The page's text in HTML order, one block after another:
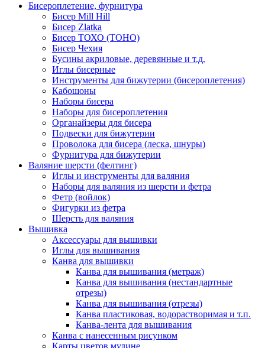
Бисероплетение, фурнитура
Бисер Mill Hill
Бисер Zlatka
Бисер ТОХО (TOHO)
Бисер Чехия
Бусины акриловые, деревянные и т.д.
Иглы бисерные
Инструменты для бижутерии (бисероплетения)
Кабошоны
Наборы бисера
Наборы для бисероплетения
Органайзеры для бисера
Подвески для бижутерии
Проволока для бисера (леска, шнуры)
Фурнитура для бижутерии
Валяние шерсти (фелтинг)
Иглы и инструменты для валяния
Наборы для валяния из шерсти и фетра
Фетр (войлок)
Фигурки из фетра
Шерсть для валяния
Вышивка
Аксессуары для вышивки
Иглы для вышивания
Канва для вышивки
Канва для вышивания (метраж)
Канва для вышивания (нестандартные
отрезы)
Канва для вышивания (отрезы)
Канва пластиковая, водорастворимая и т.п.
Канва-лента для вышивания
Канва с нанесенным рисунком
Карты цветов мулине